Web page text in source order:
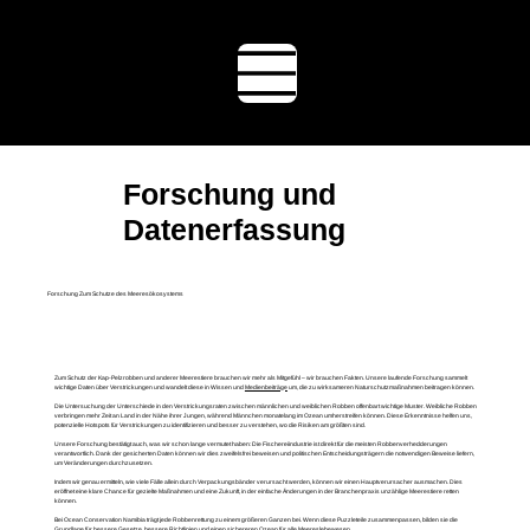
Forschung und
Datenerfassung
Forschung Zum Schutze des Meeresökosystems
Zum Schutz der Kap-Pelzrobben und anderer Meerestiere brauchen wir mehr als Mitgefühl – wir brauchen Fakten. Unsere laufende Forschung sammelt
wichtige Daten über Verstrickungen und wandelt diese in Wissen undMedienbeiträgeum, die zu wirksameren Naturschutzmaßnahmen beitragen können.
Die Untersuchung der Unterschiede in den Verstrickungsraten zwischen männlichen und weiblichen Robben offenbart wichtige Muster. Weibliche Robben
verbringen mehr Zeit an Land in der Nähe ihrer Jungen, während Männchen monatelang im Ozean umherstreifen können. Diese Erkenntnisse helfen uns,
potenzielle Hotspots für Verstrickungen zu identifizieren und besser zu verstehen, wo die Risiken am größten sind.
Unsere Forschung bestätigt auch, was wir schon lange vermutet haben: Die Fischereiindustrie ist direkt für die meisten Robbenverhedderungen
verantwortlich. Dank der gesicherten Daten können wir dies zweifelsfrei beweisen und politischen Entscheidungsträgern die notwendigen Beweise liefern,
um Veränderungen durchzusetzen.
Indem wir genau ermitteln, wie viele Fälle allein durch Verpackungsbänder verursacht werden, können wir einen Hauptverursacher ausmachen. Dies
eröffnet eine klare Chance für gezielte Maßnahmen und eine Zukunft, in der einfache Änderungen in der Branchenpraxis unzählige Meerestiere retten
können.
Bei Ocean Conservation Namibia trägt jede Robbenrettung zu einem größeren Ganzen bei. Wenn diese Puzzleteile zusammenpassen, bilden sie die